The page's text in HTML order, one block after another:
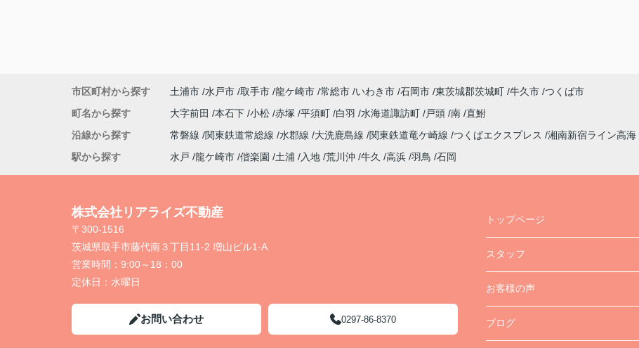
市区町村から探す 土浦市 水戸市 取手市 龍ケ崎市 常総市 いわき市 石岡市 東茨城郡茨城町 牛久市 つくば市
町名から探す
大字前田 本石下 小松 赤塚 平須町 白羽 水海道諏訪町 戸頭 南 直鮒
沿線から探す
常磐線 関東鉄道常総線 水郡線 大洗鹿島線 関東鉄道竜ケ崎線 つくばエクスプレス 湘南新宿ライン高海
駅から探す
水戸 龍ケ崎市 偕楽園 土浦 入地 荒川沖 牛久 高浜 羽鳥 石岡
株式会社リアライズ不動産
〒300-1516
茨城県取手市藤代南３丁目11-2 増山ビル1-A
営業時間： 9:00～18：00
定休日： 水曜日
お問い合わせ 0297-86-8370
トップページ
スタッフ
お客様の声
ブログ